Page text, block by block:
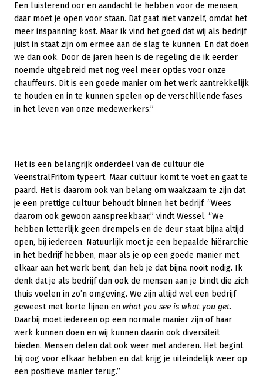
Een luisterend oor en aandacht te hebben voor de mensen,
daar moet je open voor staan. Dat gaat niet vanzelf, omdat het
meer inspanning kost. Maar ik vind het goed dat wij als bedrijf
juist in staat zijn om ermee aan de slag te kunnen. En dat doen
we dan ook. Door de jaren heen is de regeling die ik eerder
noemde uitgebreid met nog veel meer opties voor onze
chauffeurs. Dit is een goede manier om het werk aantrekkelijk
te houden en in te kunnen spelen op de verschillende fases
in het leven van onze medewerkers.”
Het is een belangrijk onderdeel van de cultuur die
VeenstralFritom typeert. Maar cultuur komt te voet en gaat te
paard. Het is daarom ook van belang om waakzaam te zijn dat
je een prettige cultuur behoudt binnen het bedrijf. “Wees
daarom ook gewoon aanspreekbaar,” vindt Wessel. “We
hebben letterlijk geen drempels en de deur staat bijna altijd
open, bij iedereen. Natuurlijk moet je een bepaalde hiërarchie
in het bedrijf hebben, maar als je op een goede manier met
elkaar aan het werk bent, dan heb je dat bijna nooit nodig. Ik
denk dat je als bedrijf dan ook de mensen aan je bindt die zich
thuis voelen in zo’n omgeving. We zijn altijd wel een bedrijf
geweest met korte lijnen en what you see is what you get.
Daarbij moet iedereen op een normale manier zijn of haar
werk kunnen doen en wij kunnen daarin ook diversiteit
bieden. Mensen delen dat ook weer met anderen. Het begint
bij oog voor elkaar hebben en dat krijg je uiteindelijk weer op
een positieve manier terug.”